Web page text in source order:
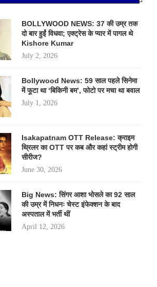
BOLLYWOOD NEWS: 37 की उम्र तक
दो बार हुईं विधवा; एक्ट्रेस के प्यार में पागल थे
Kishore Kumar
July 2, 2026
Bollywood News: 59 साल पहले सिनेमा
में फूटा था ‘बिकिनी बम’, फोटो पर मचा था बवाल
July 1, 2026
Isakapatnam OTT Release: क्राइम
थ्रिलर का OTT पर कब और कहां स्ट्रीम होगी
सीरीज?
June 30, 2026
Big News: सिंगर आशा भोसले का 92 साल
की उम्र में निधनः चेस्ट इंफेक्शन के बाद
अस्पताल में भर्ती थीं
April 12, 2026